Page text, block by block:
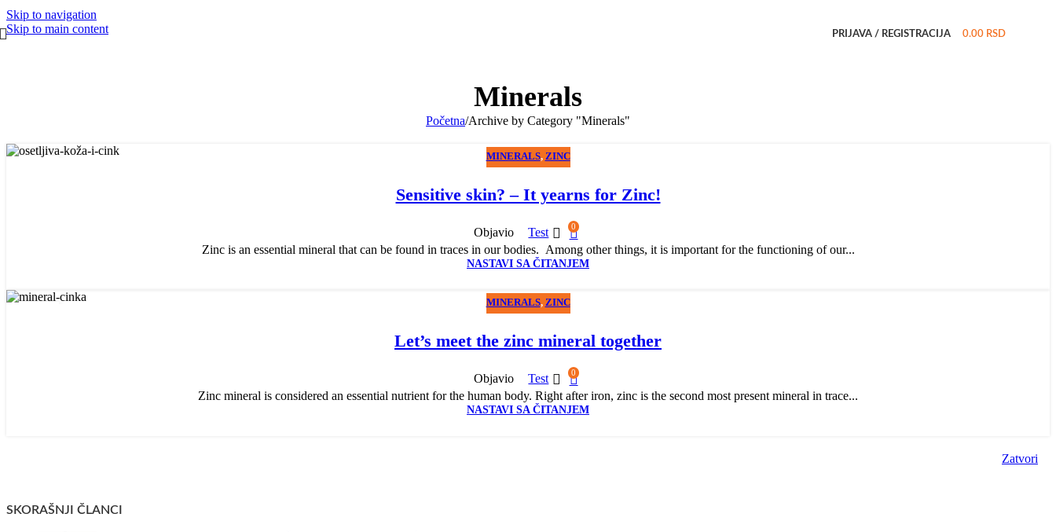
Skip to navigation
Skip to main content
PRIJAVA / REGISTRACIJA 0.00 RSD
Minerals
Početna/Archive by Category "Minerals"
MINERALS, ZINC
Sensitive skin? – It yearns for Zinc!
Objavio Test 0
Zinc is an essential mineral that can be found in traces in our bodies. Among other things, it is important for the functioning of our...
NASTAVI SA ČITANJEM
MINERALS, ZINC
Let’s meet the zinc mineral together
Objavio Test 0
Zinc mineral is considered an essential nutrient for the human body. Right after iron, zinc is the second most present mineral in trace...
NASTAVI SA ČITANJEM
Zatvori
SKORAŠNJI ČLANCI